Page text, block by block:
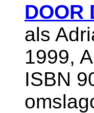
DOOR
als
1999,
ISBN